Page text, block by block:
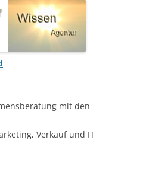
mit den
Verkauf und IT